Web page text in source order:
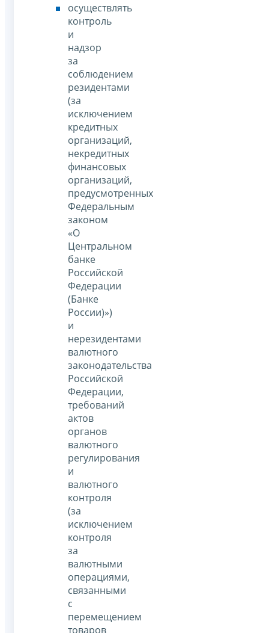
осуществлять
контроль
и
надзор
за
соблюдением
резидентами
(за
исключением
кредитных
организаций,
некредитных
финансовых
организаций,
предусмотренных
Федеральным
законом
«О
Центральном
банке
Российской
Федерации
(Банке
России)»)
и
нерезидентами
валютного
законодательства
Российской
Федерации,
требований
актов
органов
валютного
регулирования
и
валютного
контроля
(за
исключением
контроля
за
валютными
операциями,
связанными
с
перемещением
товаров